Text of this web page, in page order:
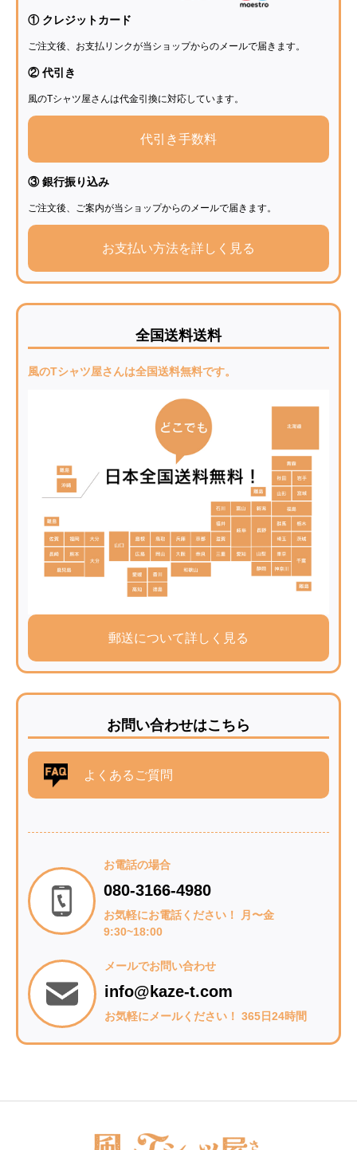
① クレジットカード
ご注文後、お支払リンクが当ショップからのメールで届きます。
② 代引き
風のTシャツ屋さんは代金引換に対応しています。
代引き手数料
③ 銀行振り込み
ご注文後、ご案内が当ショップからのメールで届きます。
お支払い方法を詳しく見る
全国送料送料
風のTシャツ屋さんは全国送料無料です。
郵送について詳しく見る
お問い合わせはこちら
よくあるご質問
お電話の場合
080-3166-4980
お気軽にお電話ください！ 月〜金
9:30~18:00
メールでお問い合わせ
info@kaze-t.com
お気軽にメールください！ 365日24時間